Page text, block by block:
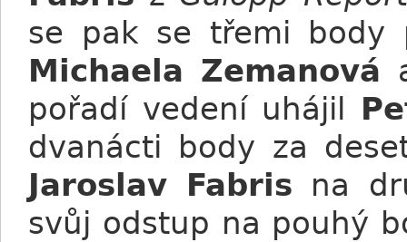
se pak se třemi body
Michaela Zemanová
pořadí vedení uhájil
dvanácti body za
Jaroslav Fabris na
svůj odstup na pouhý